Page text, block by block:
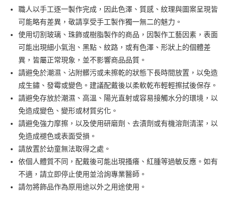
職人以手工逐一製作完成，因此色澤、質感、紋理與圖案呈現皆
可能略有差異，敬請享受手工製作獨一無二的魅力。
使用切割玻璃、珠飾或樹脂製作的商品，因製作工藝因素，表面
可能出現細小氣泡、黑點、紋路，或有色澤、形狀上的個體差
異，皆屬正常現象，並不影響商品品質。
請避免於潮濕、沾附髒污或未擦乾的狀態下長時間放置，以免造
成生鏽、發霉或變色。建議配戴後以柔軟乾布輕輕擦拭後保存。
請避免存放於潮濕、高溫、陽光直射或容易接觸水分的環境，以
免造成變色、變形或材質劣化。
請避免強力摩擦，以及使用研磨劑、去漬劑或有機溶劑清潔，以
免造成褪色或表面受損。
請放置於幼童無法取得之處。
依個人體質不同，配戴後可能出現搔癢、紅腫等過敏反應。如有
不適，請立即停止使用並洽詢專業醫師。
請勿將飾品作為原用途以外之用途使用。